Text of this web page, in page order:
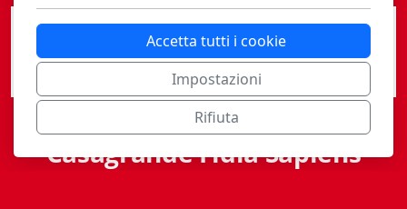
Casagrande Fidia Sapiens
Accetta tutti i cookie
Impostazioni
Rifiuta
Spyra
Testi scolastici
Varia